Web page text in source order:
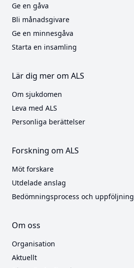
Ge en gåva
Bli månadsgivare
Ge en minnesgåva
Starta en insamling
Lär dig mer om ALS
Om sjukdomen
Leva med ALS
Personliga berättelser
Forskning om ALS
Möt forskare
Utdelade anslag
Bedömningsprocess och uppföljning
Om oss
Organisation
Aktuellt